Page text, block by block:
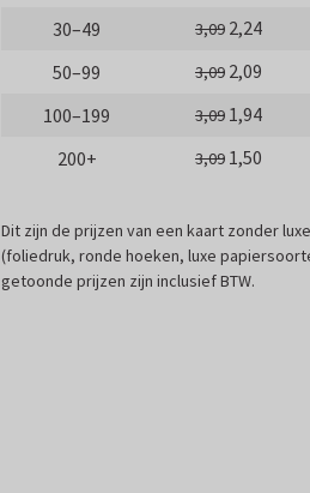
30–49
3,09 2,24
50–99
3,09 2,09
100–199
3,09 1,94
200+
3,09 1,50
Dit zijn de prijzen van een kaart zonder
(foliedruk, ronde hoeken, luxe
getoonde prijzen zijn inclusief BTW.